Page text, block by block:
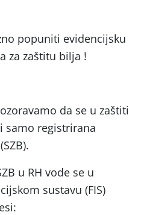
popuniti evidencijsku
za zaštitu bilja !
da se u zaštiti
samo registrirana
u RH vode se u
sustavu (FIS)